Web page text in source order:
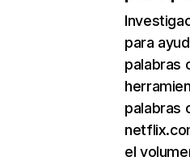
para
palabras
palabras
el